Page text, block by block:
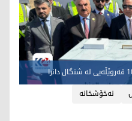
نەخۆشخانە